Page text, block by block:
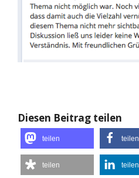
Diesen Beitrag teilen
teilen teilen
teilen teilen